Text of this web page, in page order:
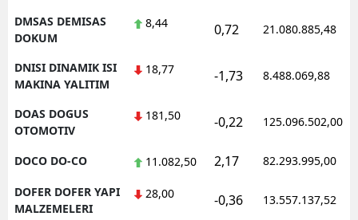
DMSAS DEMISAS
DOKUM
8,44 0,72 21.080.885,48
DNISI DINAMIK ISI
MAKINA YALITIM
18,77 -1,73 8.488.069,88
DOAS DOGUS
OTOMOTIV
181,50 -0,22 125.096.502,00
DOCO DO-CO 11.082,50 2,17 82.293.995,00
DOFER DOFER YAPI
MALZEMELERI
28,00 -0,36 13.557.137,52